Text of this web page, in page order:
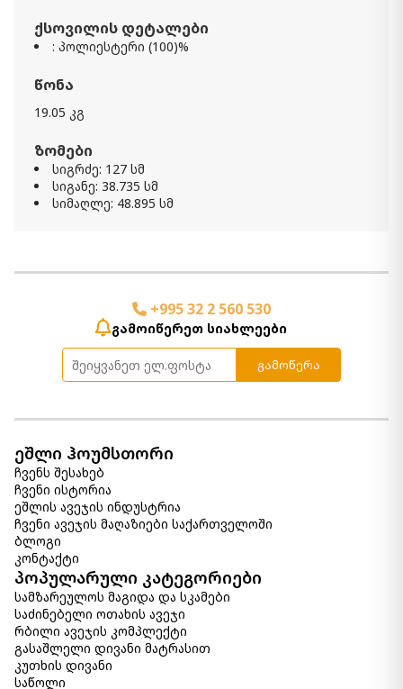
ქსოვილის დეტალები
: პოლიესტერი (100)%
წონა
19.05 კგ
ზომები
სიგრძე: 127 სმ
სიგანე: 38.735 სმ
სიმაღლე: 48.895 სმ
+995 32 2 560 530
გამოიწერეთ სიახლეები
გამოწერა
ეშლი ჰოუმსთორი
ჩვენს შესახებ
ჩვენი ისტორია
ეშლის ავეჯის ინდუსტრია
ჩვენი ავეჯის მაღაზიები საქართველოში
ბლოგი
კონტაქტი
პოპულარული კატეგორიები
სამზარეულოს მაგიდა და სკამები
საძინებელი ოთახის ავეჯი
რბილი ავეჯის კომპლექტი
გასაშლელი დივანი მატრასით
კუთხის დივანი
საწოლი